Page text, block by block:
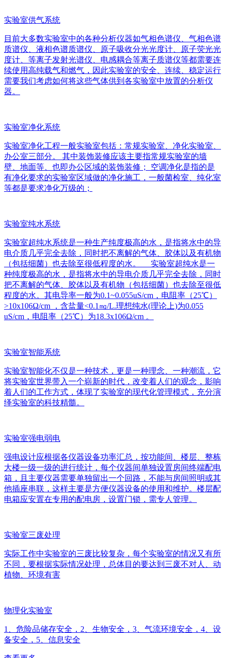
实验室供气系统
目前大多数实验室中的各种分析仪器如气相色谱仪、气相色谱
质谱仪、液相色谱质谱仪、原子吸收分光光度计、原子荧光光
度计、等离子发射光谱仪、电感耦合等离子质谱仪等都需要连
续使用高纯载气和燃气，因此实验室的安全、连续、稳定运行
需要我们考虑如何将这些气体供到各实验室中放置的分析仪
器。
实验室净化系统
实验室净化工程一般实验室包括：常规实验室、净化实验室、
办公室三部分。 其中装饰装修应该主要指常规实验室的墙
壁、地面等、也即办公区域的装饰装修； 空调净化是指的是
有净化要求的实验室区域做的净化施工，一般菌检室、纯化室
等都是要求净化万级的；
实验室纯水系统
实验室超纯水系统是一种生产纯度极高的水，是指将水中的导
电介质几乎完全去除，同时把不离解的气体、胶体以及有机物
（包括细菌）也去除至很低程度的水。 实验室超纯水是一
种纯度极高的水，是指将水中的导电介质几乎完全去除，同时
把不离解的气体、胶体以及有机物（包括细菌）也去除至很低
程度的水。其电导率一般为0.1~0.055uS/cm，电阻率（25℃）
>10x106Ω/cm ，含盐量<0.1㎎/L.理想纯水(理论上)为0.055
uS/cm，电阻率（25℃）为18.3x106Ω/cm 。
实验室智能系统
实验室智能化不仅是一种技术，更是一种理念、一种潮流，它
将实验室世界带入一个崭新的时代，改变着人们的观念，影响
着人们的工作方式，体现了实验室的现代化管理模式，充分演
绎实验室的科技精髓。
实验室强电弱电
强电设计应根据各仪器设备功率汇总，按功能间、楼层、整栋
大楼一级一级的进行统计，每个仪器间单独设置房间终端配电
箱，且主要仪器需要单独留出一个回路，不能与房间照明或其
他插座串联，这样主要是方便仪器设备的使用和维护。楼层配
电箱应安置在专用的配电房，设置门锁，需专人管理。
实验室三废处理
实际工作中实验室的三废比较复杂，每个实验室的情况又有所
不同，要根据实际情况处理，总体目的要达到三废不对人、动
植物、环境有害
物理化实验室
1、危险品储存安全，2、生物安全，3、气流环境安全，4、设
备安全，5、信息安全